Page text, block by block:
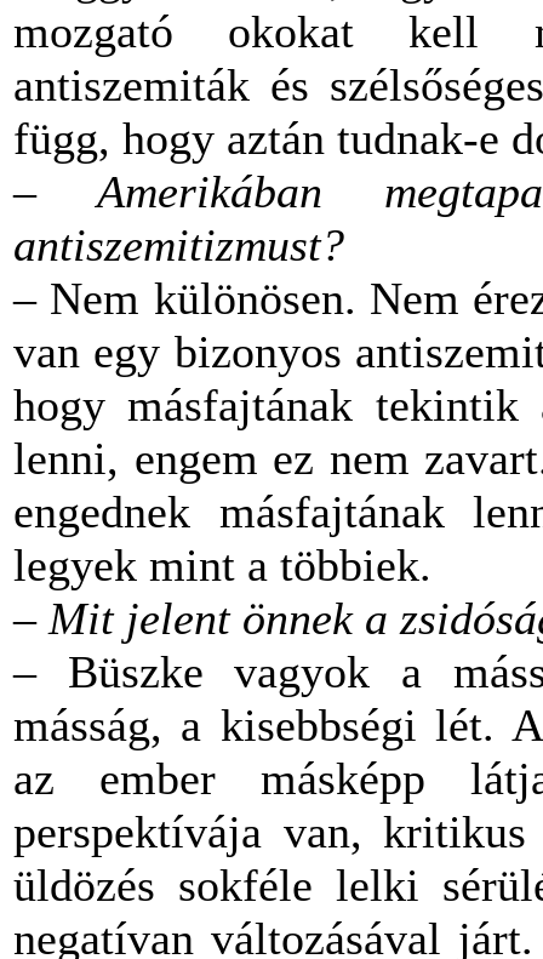
mozgató okokat kell
antiszemiták és
függ, hogy aztán tudnak-e
– Amerikában
antiszemitizmust?
– Nem különösen. Nem
van egy bizonyos
hogy másfajtának tekintik
lenni, engem ez nem
engednek másfajtának
legyek mint a többiek.
– Mit jelent önnek a
– Büszke vagyok a
másság, a kisebbségi lét.
az ember másképp
perspektívája van,
üldözés sokféle lelki
negatívan változásával